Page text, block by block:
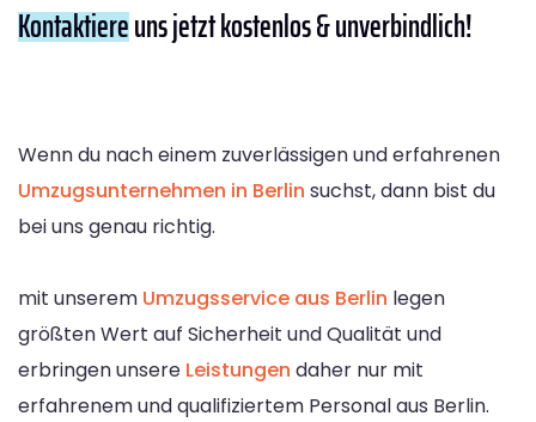
Kontaktiereuns jetzt kostenlos & unverbindlich!
Wenn du nach einem zuverlässigen und erfahrenen
Umzugsunternehmen in Berlin suchst, dann bist du
bei uns genau richtig.
mit unserem Umzugsservice aus Berlin legen
größten Wert auf Sicherheit und Qualität und
erbringen unsere Leistungen daher nur mit
erfahrenem und qualifiziertem Personal aus Berlin.